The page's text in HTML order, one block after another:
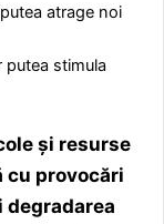
atrage noi
putea stimula
și resurse
cu provocări
degradarea